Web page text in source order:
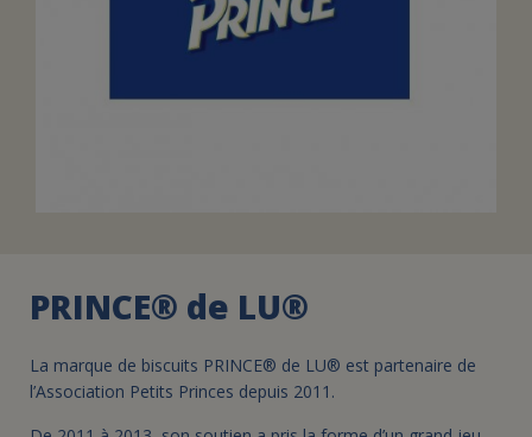
PRINCE® de LU®
La marque de biscuits PRINCE® de LU® est partenaire de
l’Association Petits Princes depuis 2011.